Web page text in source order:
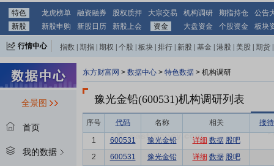
特色 龙虎榜单 融资融券 股权质押 大宗交易 机构调研 期指持仓
公告
新股
新股申购 新股日历 新股上会 资金 大盘资金 个股资金 板块
行情中心 指数 期指 期权 个股 板块 排行 新股 基金 港股 美股 期货
全景图
首页
我的数据
东方财富网 > 数据中心 > 特色数据 > 机构调研
豫光金铅(600531)机构调研列表
序号 代码 名称 相关 接
1 600531 豫光金铅 详细 数据 股吧
2
600531 豫光金铅 详细 数据 股吧